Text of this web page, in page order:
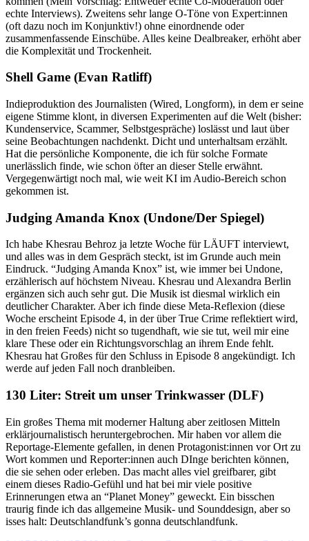
echte Interviews). Zweitens sehr lange O-Töne von Expert:innen
(oft dazu noch im Konjunktiv!) ohne einordnende oder
zusammenfassende Einschübe. Alles keine Dealbreaker, erhöht aber
die Komplexität und Trockenheit.
Shell Game (Evan Ratliff)
Indieproduktion des Journalisten (Wired, Longform), in dem er seine
eigene Stimme klont, in diversen Experimenten auf die Welt (bisher:
Kundenservice, Scammer, Selbstgespräche) loslässt und laut über
seine Beobachtungen nachdenkt. Dicht und unterhaltsam erzählt.
Hat die persönliche Komponente, die ich für solche Formate
unerlässlich finde, wie schon öfter an dieser Stelle erwähnt.
Vergegenwärtigt noch mal, wie weit KI im Audio-Bereich schon
gekommen ist.
Judging Amanda Knox (Undone/Der Spiegel)
Ich habe Khesrau Behroz ja letzte Woche für LÄUFT interviewt,
und alles was in dem Gespräch steckt, ist im Grunde auch mein
Eindruck. “Judging Amanda Knox” ist, wie immer bei Undone,
erzählerisch auf höchstem Niveau. Khesrau und Alexandra Berlin
ergänzen sich auch sehr gut. Die Musik ist diesmal wirklich ein
deutlicher Charakter. Aber ich finde diese Meta-Reflexion (diese
Woche erscheint Episode 4, in der über True Crime reflektiert wird,
in den freien Feeds) nicht so tugendhaft, wie sie tut, weil mir eine
klare These oder ein Richtungsvorschlag an ihrem Ende fehlt.
Khesrau hat Großes für den Schluss in Episode 8 angekündigt. Ich
werde auf jeden Fall noch dranbleiben.
130 Liter: Streit um unser Trinkwasser (DLF)
Ein großes Thema mit moderner Haltung aber zeitlosen Mitteln
erklärjournalistisch heruntergebrochen. Mir haben vor allem die
Reportage-Elemente gefallen, in denen Protagonist:innen vor Ort zu
Wort kommen und Reporter:innen auch DInge berichten können,
die sie sehen oder erleben. Das macht alles viel greifbarer, gibt
einem dieses Radio-Gefühl und hat bei mir viele positive
Erinnerungen etwa an “Planet Money” geweckt. Ein bisschen
traurig finde ich das allgemeine Musik- und Sounddesign, aber so
isses halt: Deutschlandfunk’s gonna deutschlandfunk.